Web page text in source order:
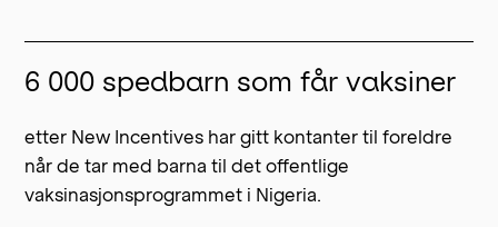
6 000 spedbarn som får vaksiner
etter New Incentives har gitt kontanter til foreldre
når de tar med barna til det offentlige
vaksinasjonsprogrammet i Nigeria.